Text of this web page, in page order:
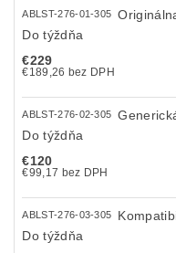
ABLST-276-01-305
Do týždňa
€229
€189,26 bez DPH
ABLST-276-02-305
Do týždňa
€120
€99,17 bez DPH
ABLST-276-03-305
Do týždňa